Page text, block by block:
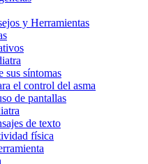
y Herramientas
sus síntomas
el control del asma
de pantallas
de texto
física